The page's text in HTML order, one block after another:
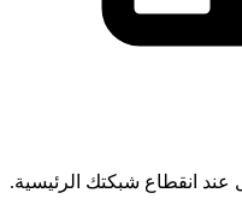
عند انقطاع شبكتك الرئيسية.